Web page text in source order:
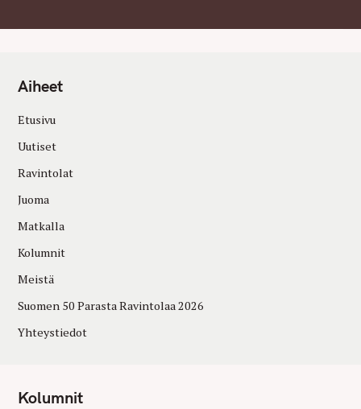
Aiheet
Etusivu
Uutiset
Ravintolat
Juoma
Matkalla
Kolumnit
Meistä
Suomen 50 Parasta Ravintolaa 2026
Yhteystiedot
Kolumnit